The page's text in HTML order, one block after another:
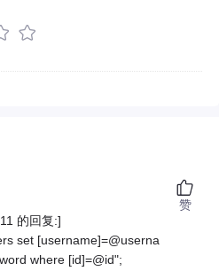
的回复:]
set [username]=@userna
where [id]=@id";
赞